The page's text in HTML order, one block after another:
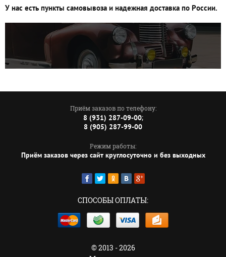
У нас есть пункты самовывоза и надежная доставка по России.
Приём заказов по телефону:
8 (931) 287-09-00;
8 (905) 287-99-00
Режим работы:
Приём заказов через сайт круглосуточно и без выходных
СПОСОБЫ ОПЛАТЫ:
© 2013 - 2026